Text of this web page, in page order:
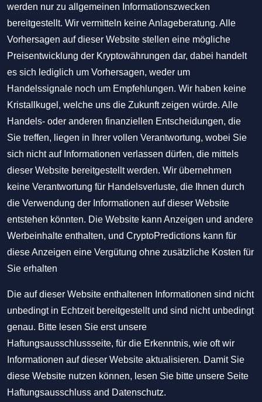
werden nur zu allgemeinen Informationszwecken
bereitgestellt. Wir vermitteln keine Anlageberatung. Alle
Vorhersagen auf dieser Website stellen eine mögliche
Preisentwicklung der Kryptowährungen dar, dabei handelt
es sich lediglich um Vorhersagen, weder um
Handelssignale noch um Empfehlungen. Wir haben keine
Kristallkugel, welche uns die Zukunft zeigen würde. Alle
Handels- oder anderen finanziellen Entscheidungen, die
Sie treffen, liegen in Ihrer vollen Verantwortung, wobei Sie
sich nicht auf Informationen verlassen dürfen, die mittels
dieser Website bereitgestellt werden. Wir übernehmen
keine Verantwortung für Handelsverluste, die Ihnen durch
die Verwendung der Informationen auf dieser Website
entstehen könnten. Die Website kann Anzeigen und andere
Werbeinhalte enthalten, und CryptoPredictions kann für
diese Anzeigen eine Vergütung ohne zusätzliche Kosten für
Sie erhalten
Die auf dieser Website enthaltenen Informationen sind nicht
unbedingt in Echtzeit bereitgestellt und sind nicht unbedingt
genau. Bitte lesen Sie erst unsere
Haftungsausschlussseite, für die Erkenntnis, wie oft wir
Informationen auf dieser Website aktualisieren. Damit Sie
diese Website nutzen können, lesen Sie bitte unsere Seite
Haftungsausschluss and Datenschutz.